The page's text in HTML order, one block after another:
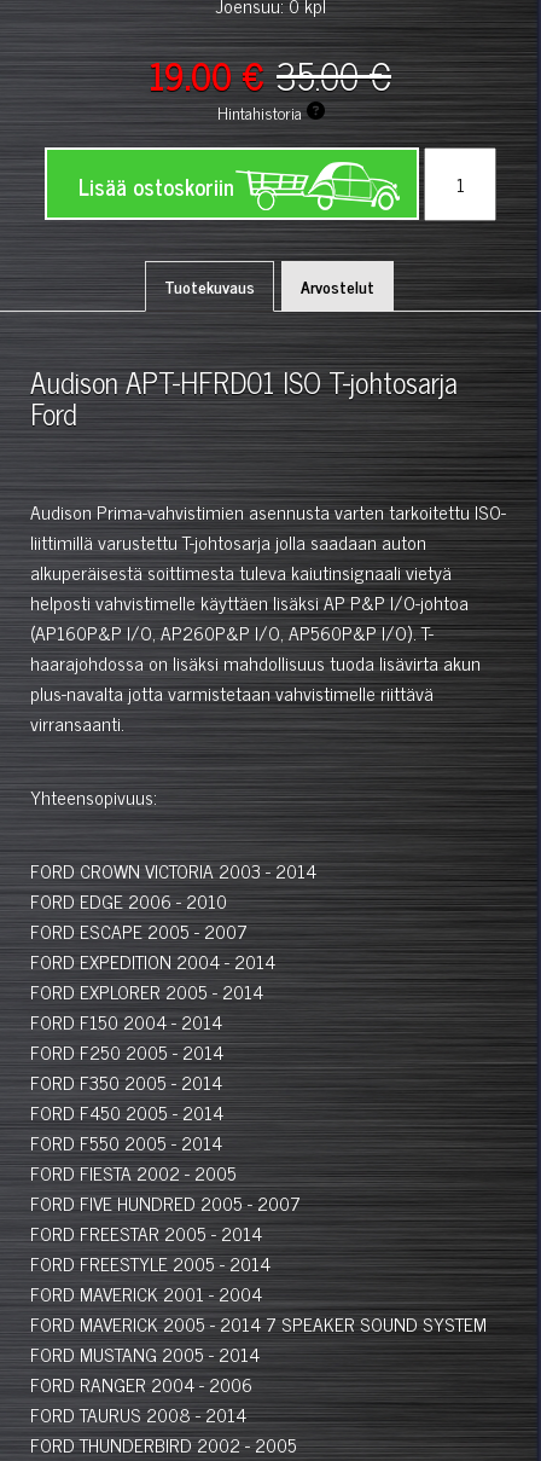
19.00 €35.00 €
Hintahistoria
Lisää ostoskoriin
Tuotekuvaus Arvostelut
Audison APT-HFRD01 ISO T-johtosarja
Ford
Audison Prima-vahvistimien asennusta varten tarkoitettu ISO-
liittimillä varustettu T-johtosarja jolla saadaan auton
alkuperäisestä soittimesta tuleva kaiutinsignaali vietyä
helposti vahvistimelle käyttäen lisäksi AP P&P I/O-johtoa
(AP160P&P I/O, AP260P&P I/O, AP560P&P I/O). T-
haarajohdossa on lisäksi mahdollisuus tuoda lisävirta akun
plus-navalta jotta varmistetaan vahvistimelle riittävä
virransaanti.
Yhteensopivuus:
FORD CROWN VICTORIA 2003 - 2014
FORD EDGE 2006 - 2010
FORD ESCAPE 2005 - 2007
FORD EXPEDITION 2004 - 2014
FORD EXPLORER 2005 - 2014
FORD F150 2004 - 2014
FORD F250 2005 - 2014
FORD F350 2005 - 2014
FORD F450 2005 - 2014
FORD F550 2005 - 2014
FORD FIESTA 2002 - 2005
FORD FIVE HUNDRED 2005 - 2007
FORD FREESTAR 2005 - 2014
FORD FREESTYLE 2005 - 2014
FORD MAVERICK 2001 - 2004
FORD MAVERICK 2005 - 2014 7 SPEAKER SOUND SYSTEM
FORD MUSTANG 2005 - 2014
FORD RANGER 2004 - 2006
FORD TAURUS 2008 - 2014
FORD THUNDERBIRD 2002 - 2005